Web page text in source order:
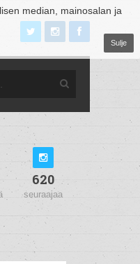
median, mainosalan ja
Sulje
620
seuraajaa